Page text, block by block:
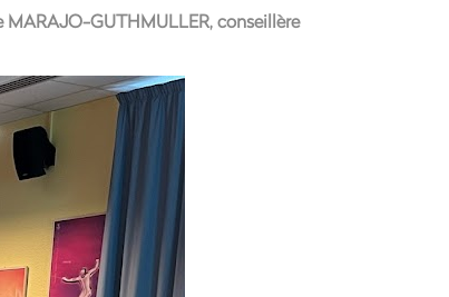
MARAJO-GUTHMULLER, conseillère